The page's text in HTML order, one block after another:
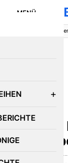
MENÜ
BMW M5